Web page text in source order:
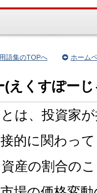
用語集のTOPへ ホーム
えくすぽー
は、投資家
的に関わっ
産の割合の